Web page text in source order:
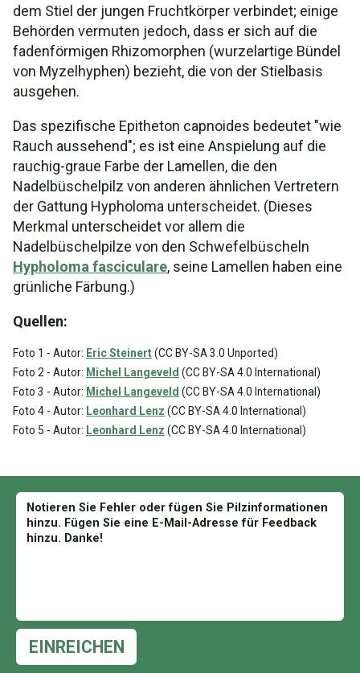
dem Stiel der jungen Fruchtkörper verbindet; einige
Behörden vermuten jedoch, dass er sich auf die
fadenförmigen Rhizomorphen (wurzelartige Bündel
von Myzelhyphen) bezieht, die von der Stielbasis
ausgehen.
Das spezifische Epitheton capnoides bedeutet "wie
Rauch aussehend"; es ist eine Anspielung auf die
rauchig-graue Farbe der Lamellen, die den
Nadelbüschelpilz von anderen ähnlichen Vertretern
der Gattung Hypholoma unterscheidet. (Dieses
Merkmal unterscheidet vor allem die
Nadelbüschelpilze von den Schwefelbüscheln
Hypholoma fasciculare, seine Lamellen haben eine
grünliche Färbung.)
Quellen:
Foto 1 - Autor: Eric Steinert(CC BY-SA 3.0 Unported)
Foto 2 - Autor: Michel Langeveld (CC BY-SA 4.0 International)
Foto 3 - Autor: Michel Langeveld (CC BY-SA 4.0 International)
Foto 4 - Autor: Leonhard Lenz (CC BY-SA 4.0 International)
Foto 5 - Autor: Leonhard Lenz (CC BY-SA 4.0 International)
EINREICHEN